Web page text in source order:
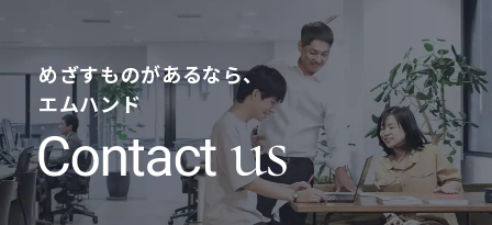
めざすものがあるなら、
エムハンド